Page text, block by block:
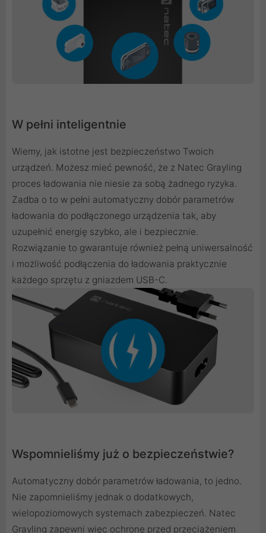
W pełni inteligentnie
Wiemy, jak istotne jest bezpieczeństwo Twoich
urządzeń. Możesz mieć pewność, że z Natec Grayling
proces ładowania nie niesie za sobą żadnego ryzyka.
Zadba o to w pełni automatyczny dobór parametrów
ładowania do podłączonego urządzenia tak, aby
uzupełnić energię szybko, ale i bezpiecznie.
Rozwiązanie to gwarantuje również pełną uniwersalność
i możliwość podłączenia do ładowania praktycznie
każdego sprzętu z gniazdem USB-C.
Wspomnieliśmy już o bezpieczeństwie?
Automatyczny dobór parametrów ładowania, to jedno.
Nie zapomnieliśmy jednak o dodatkowych,
wielopoziomowych systemach zabezpieczeń. Natec
Grayling zapewni więc ochronę przed przeciążeniem